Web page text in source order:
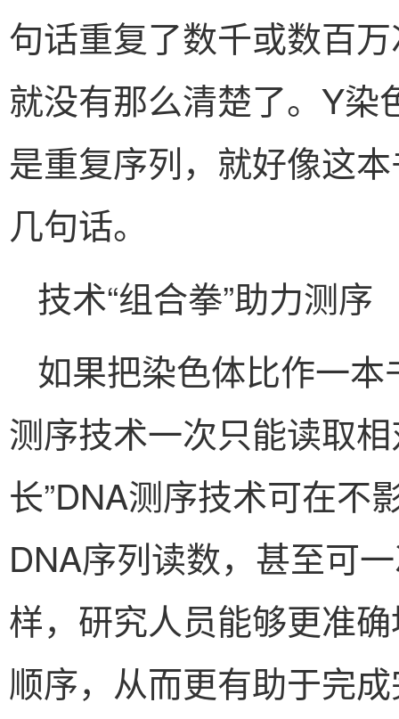
句话重复了数千或数百
就没有那么清楚了。Y
是重复序列，就好像这
几句话。
技术“组合拳”助力测序
如果把染色体比作一本
测序技术一次只能读取
长”DNA测序技术可在不
DNA序列读数，甚至可
样，研究人员能够更准确
顺序，从而更有助于完